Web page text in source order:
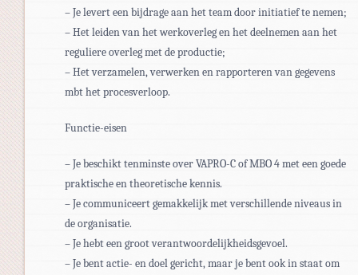
– Je levert een bijdrage aan het team door initiatief te nemen;
– Het leiden van het werkoverleg en het deelnemen aan het
reguliere overleg met de productie;
– Het verzamelen, verwerken en rapporteren van gegevens
mbt het procesverloop.
Functie-eisen
– Je beschikt tenminste over VAPRO-C of MBO 4 met een goede
praktische en theoretische kennis.
– Je communiceert gemakkelijk met verschillende niveaus in
de organisatie.
– Je hebt een groot verantwoordelijkheidsgevoel.
– Je bent actie- en doel gericht, maar je bent ook in staat om